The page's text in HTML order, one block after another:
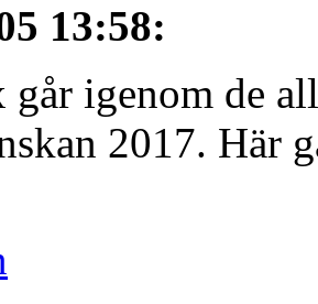
13:58:
går igenom de
2017. Här